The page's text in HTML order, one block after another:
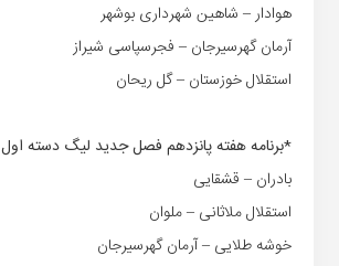
هوادار – شاهین شهرداری بوشهر
آرمان گهرسیرجان – فجرسپاسی شیراز
استقلال خوزستان – گل ریحان
*برنامه هفته پانزدهم فصل جدید لیگ دسته اول
بادران – قشقایی
استقلال ملاثانی – ملوان
خوشه طلایی – آرمان گهرسیرجان